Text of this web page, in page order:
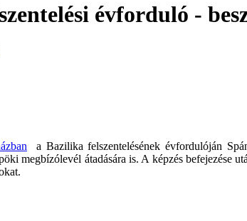
évforduló -
a Bazilika felszentelésének évfordulóján
megbízólevél átadására is. A képzés